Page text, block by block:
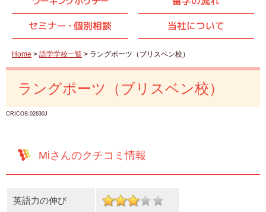
セミナー・ 個別相談 当社について
Home > 語学学校一覧 > ラングポーツ（ブリスベン校）
ラングポーツ（ブリスベン校）
CRICOS:02630J
Miさんのクチコミ情報
英語力の伸び